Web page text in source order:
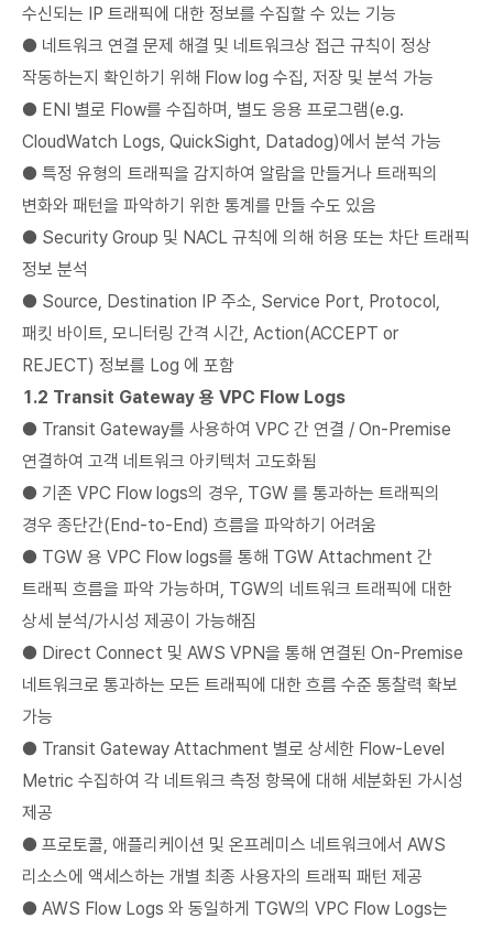
수신되는 IP 트래픽에 대한 정보를 수집할 수 있는 기능
● 네트워크 연결 문제 해결 및 네트워크상 접근 규칙이 정상
작동하는지 확인하기 위해 Flow log 수집, 저장 및 분석 가능
● ENI 별로 Flow를 수집하며, 별도 응용 프로그램(e.g.
CloudWatch Logs, QuickSight, Datadog)에서 분석 가능
● 특정 유형의 트래픽을 감지하여 알람을 만들거나 트래픽의
변화와 패턴을 파악하기 위한 통계를 만들 수도 있음
● Security Group 및 NACL 규칙에 의해 허용 또는 차단 트래픽
정보 분석
● Source, Destination IP 주소, Service Port, Protocol,
패킷 바이트, 모니터링 간격 시간, Action(ACCEPT or
REJECT) 정보를 Log 에 포함
1.2 Transit Gateway 용 VPC Flow Logs
● Transit Gateway를 사용하여 VPC 간 연결 / On-Premise
연결하여 고객 네트워크 아키텍처 고도화됨
● 기존 VPC Flow logs의 경우, TGW 를 통과하는 트래픽의
경우 종단간(End-to-End) 흐름을 파악하기 어려움
● TGW 용 VPC Flow logs를 통해 TGW Attachment 간
트래픽 흐름을 파악 가능하며, TGW의 네트워크 트래픽에 대한
상세 분석/가시성 제공이 가능해짐
● Direct Connect 및 AWS VPN을 통해 연결된 On-Premise
네트워크로 통과하는 모든 트래픽에 대한 흐름 수준 통찰력 확보
가능
● Transit Gateway Attachment 별로 상세한 Flow-Level
Metric 수집하여 각 네트워크 측정 항목에 대해 세분화된 가시성
제공
● 프로토콜, 애플리케이션 및 온프레미스 네트워크에서 AWS
리소스에 액세스하는 개별 최종 사용자의 트래픽 패턴 제공
● AWS Flow Logs 와 동일하게 TGW의 VPC Flow Logs는